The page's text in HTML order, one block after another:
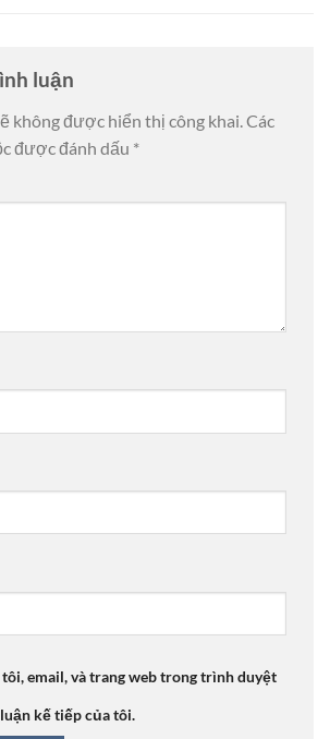
luận
không được hiển thị công khai.Các
được đánh dấu *
email, và trang web trong trình duyệt
kế tiếp của tôi.